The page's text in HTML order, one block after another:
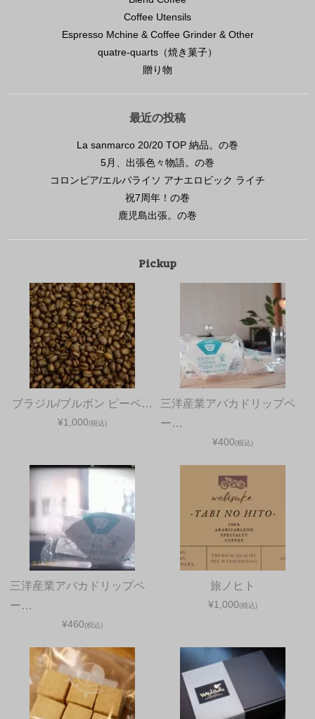
Coffee Utensils
Espresso Mchine & Coffee Grinder & Other
quatre-quarts（焼き菓子）
贈り物
最近の投稿
La sanmarco 20/20 TOP 納品。の巻
5月、出張色々物語。の巻
コロンビア/エルパライソ アナエロビック ライチ
祝7周年！の巻
鹿児島出張。の巻
Pickup
ブラジル/ブルボン ピーベ…
¥1,000(税込)
三洋産業アバカドリップペ
ー…
¥400(税込)
三洋産業アバカドリップペ
ー…
¥460(税込)
旅ノヒト
¥1,000(税込)